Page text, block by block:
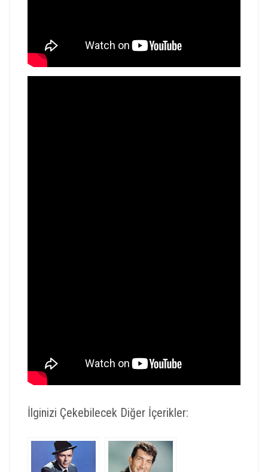
İlginizi Çekebilecek Diğer İçerikler: